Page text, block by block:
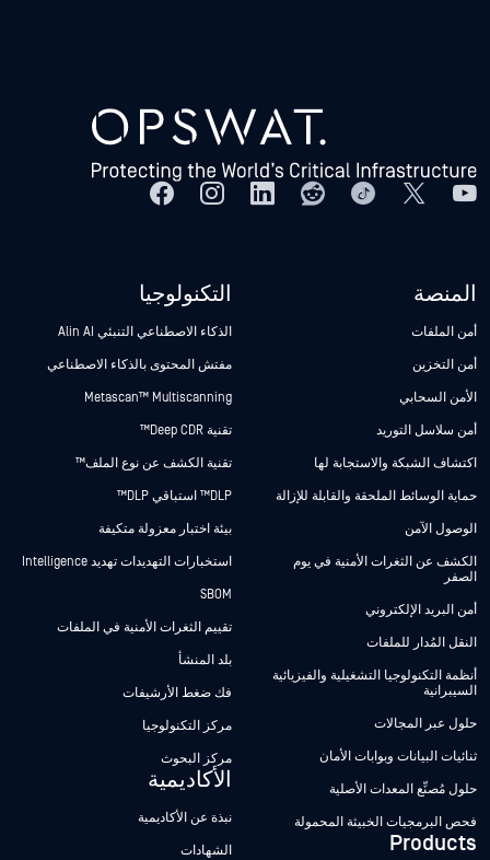
المنصة
أمن الملفات
أمن التخزين
الأمن السحابي
أمن سلاسل التوريد
اكتشاف الشبكة والاستجابة لها
حماية الوسائط الملحقة والقابلة للإزالة
الوصول الآمن
الكشف عن الثغرات الأمنية في يوم
الصفر
أمن البريد الإلكتروني
النقل المُدار للملفات
أنظمة التكنولوجيا التشغيلية والفيزيائية
السيبرانية
حلول عبر المجالات
ثنائيات البيانات وبوابات الأمان
حلول مُصنِّع المعدات الأصلية
فحص البرمجيات الخبيثة المحمولة
Products
التكنولوجيا
الذكاء الاصطناعي التنبئي Alin AI
مفتش المحتوى بالذكاء الاصطناعي
Metascan™ Multiscanning
تقنية Deep CDR™
تقنية الكشف عن نوع الملف™
DLP™ استباقي DLP™
بيئة اختبار معزولة متكيفة
استخبارات التهديدات تهديد Intelligence
SBOM
تقييم الثغرات الأمنية في الملفات
بلد المنشأ
فك ضغط الأرشيفات
مركز التكنولوجيا
مركز البحوث
الأكاديمية
نبذة عن الأكاديمية
الشهادات